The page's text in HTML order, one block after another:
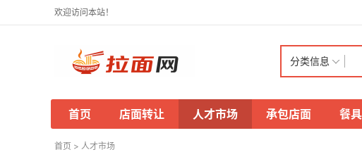
欢迎访问本站！
分类信息
首页 店面转让 人才市场 承包店面 餐
首页 > 人才市场